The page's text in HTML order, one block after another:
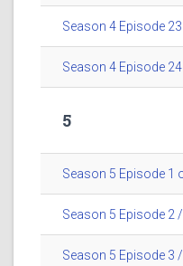
Season 4 Episode
Season 4 Episode
5
Season 5 Episode 1
Season 5 Episode 2
Season 5 Episode 3